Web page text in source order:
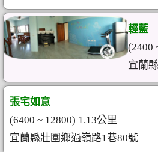
輕藍
(2400
宜蘭
張宅如意
(6400 ~ 12800) 1.13公里
宜蘭縣壯圍鄉過嶺路1巷80號